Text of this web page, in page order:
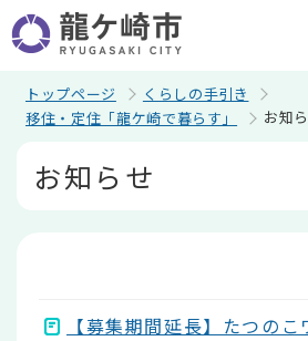
の
ペ
トップページ
くらしの手引き
移住・定住「龍ケ崎で暮らす」
お知
お知らせ
【募集期間延長】たつの